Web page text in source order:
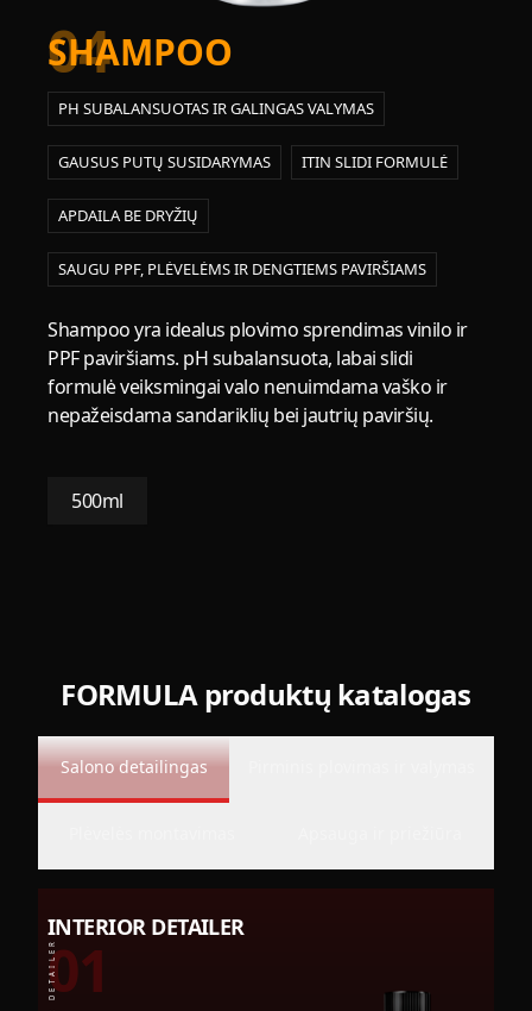
04
SHAMPOO
PH SUBALANSUOTAS IR GALINGAS VALYMAS
GAUSUS PUTŲ SUSIDARYMAS ITIN SLIDI FORMULĖ
APDAILA BE DRYŽIŲ
SAUGU PPF, PLĖVELĖMS IR DENGTIEMS PAVIRŠIAMS
Shampoo yra idealus plovimo sprendimas vinilo ir
PPF paviršiams. pH subalansuota, labai slidi
formulė veiksmingai valo nenuimdama vaško ir
nepažeisdama sandariklių bei jautrių paviršių.
500ml
FORMULA produktų katalogas
Salono detailingas
INTERIOR DETAILER
01